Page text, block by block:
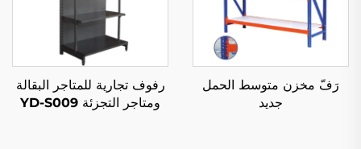
رَفّ مخزن متوسط الحمل
جديد
رفوف تجارية للمتاجر البقالة
ومتاجر التجزئة YD-S009